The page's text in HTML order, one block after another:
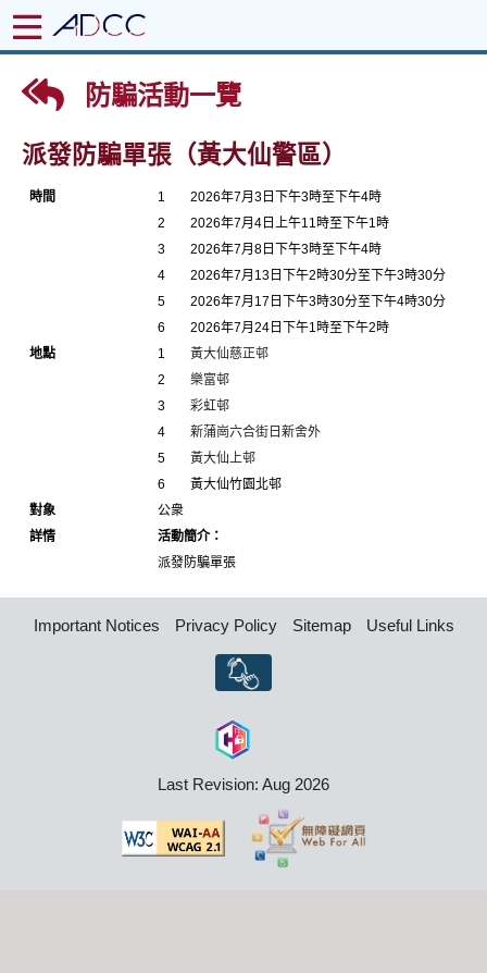
防騙活動一覽
派發防騙單張（黃大仙警區）
時間
1
2
3
4
5
6
2026年7月3日下午3時至下午4時
2026年7月4日上午11時至下午1時
2026年7月8日下午3時至下午4時
2026年7月13日下午2時30分至下午3時30分
2026年7月17日下午3時30分至下午4時30分
2026年7月24日下午1時至下午2時
地點
1
2
3
4
5
6
黃大仙慈正邨
樂富邨
彩虹邨
新蒲崗六合街日新舍外
黃大仙上邨
黃大仙竹園北邨
對象
公衆
詳情
活動簡介：
派發防騙單張
Important Notices Privacy Policy Sitemap Useful Links
Last Revision: Aug 2026